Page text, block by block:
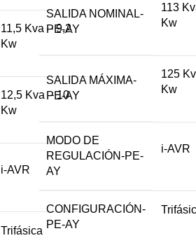
11,5 Kva – 9,2
Kw
12,5 Kva – 10
Kw
i-AVR
Trifásica
SALIDA NOMINAL-
PE-AY
113
Kw
SALIDA MÁXIMA-
PE-AY
125
Kw
MODO DE
REGULACIÓN-PE-
AY
i-AVR
CONFIGURACIÓN-
PE-AY